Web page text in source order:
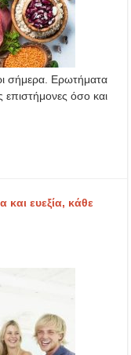
σήμερα. Ερωτήματα
όσο και
και ευεξία, κάθε